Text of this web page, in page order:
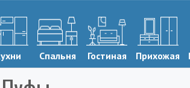
Спальня Гостиная Прихожая